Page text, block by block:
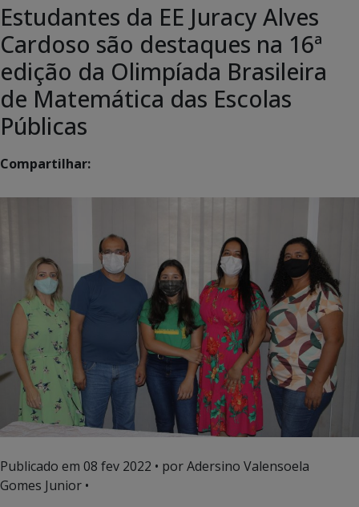
Estudantes da EE Juracy Alves
Cardoso são destaques na 16ª
edição da Olimpíada Brasileira
de Matemática das Escolas
Públicas
Compartilhar:
Publicado em 08 fev 2022 • por Adersino Valensoela
Gomes Junior •